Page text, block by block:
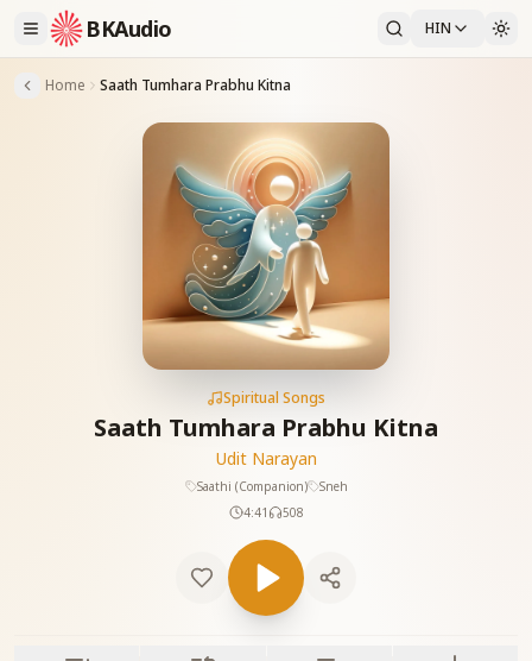
BKAudio HIN
Home Saath Tumhara Prabhu Kitna
Spiritual Songs
Saath Tumhara Prabhu Kitna
Udit Narayan
Saathi (Companion)
Sneh
4:41
508